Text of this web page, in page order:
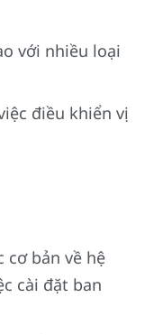
với nhiều loại
điều khiển vị
cơ bản về hệ
cài đặt ban